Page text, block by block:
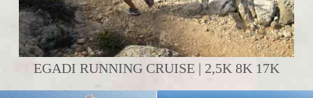
EGADI RUNNING CRUISE | 2,5K 8K 17K